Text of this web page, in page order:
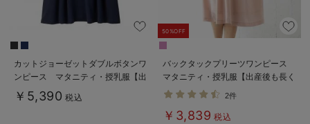
カットジョーゼットダブルボタンワ
ンピース マタニティ・授乳服【出
産後も長く使える】fairy（フェアリ
ー）
￥5,390 税込
50%OFF
バックタックプリーツワンピース
マタニティ・授乳服【出産後も長く
使える】
2件
￥3,839 税込